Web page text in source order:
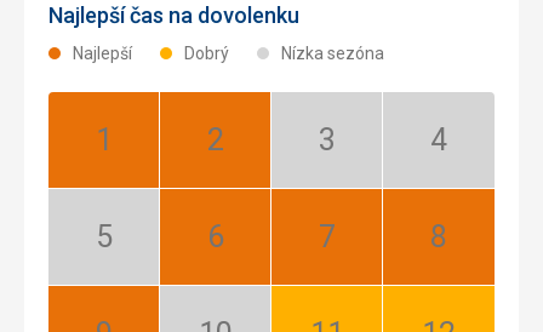
Najlepší čas na dovolenku
Najlepší Dobrý Nízka sezóna
Január:
Február:
Marec:
Apríl:
Máj:
Jún:
Júl:
August: